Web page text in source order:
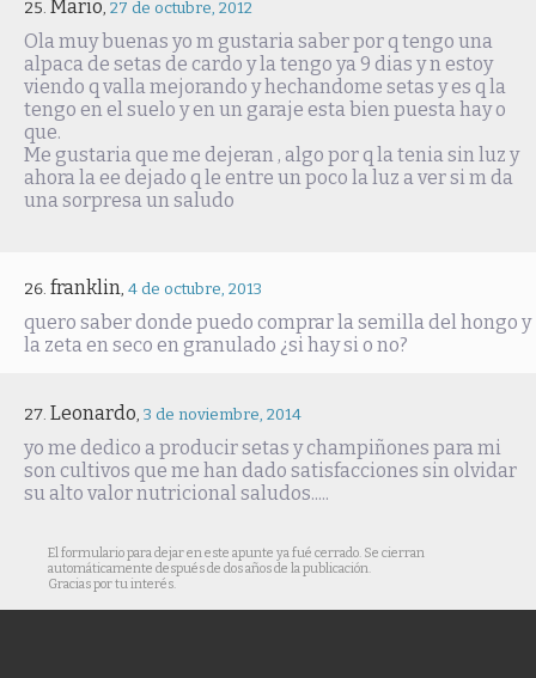
Mario, 27 de octubre, 2012
Ola muy buenas yo m gustaria saber por q tengo una
alpaca de setas de cardo y la tengo ya 9 dias y n estoy
viendo q valla mejorando y hechandome setas y es q la
tengo en el suelo y en un garaje esta bien puesta hay o
que.
Me gustaria que me dejeran , algo por q la tenia sin luz y
ahora la ee dejado q le entre un poco la luz a ver si m da
una sorpresa un saludo
franklin, 4 de octubre, 2013
quero saber donde puedo comprar la semilla del hongo y
la zeta en seco en granulado ¿si hay si o no?
Leonardo, 3 de noviembre, 2014
yo me dedico a producir setas y champiñones para mi
son cultivos que me han dado satisfacciones sin olvidar
su alto valor nutricional saludos.....
El formulario para dejar en este apunte ya fué cerrado. Se cierran
automáticamente después de dos años de la publicación.
Gracias por tu interés.